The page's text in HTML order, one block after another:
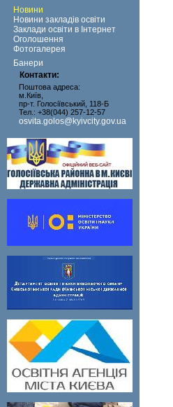
Новини
Новини закладів освіти
Заклади освіти в Інтернет
Оголошення
Фотогалерея
Банери
Контакти:
Поштова адреса:
м.Київ,
пр-т. Голосіївський, 118-Б
Тел.: +38(044) 257-12-57
osvita.golos@kyivcity.gov.ua